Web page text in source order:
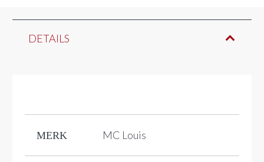
DETAILS
MERK MC Louis